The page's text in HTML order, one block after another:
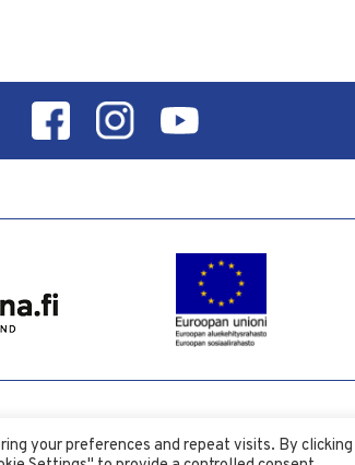
DESIGN BYDIGITAALI
your preferences and repeat visits. By clicking